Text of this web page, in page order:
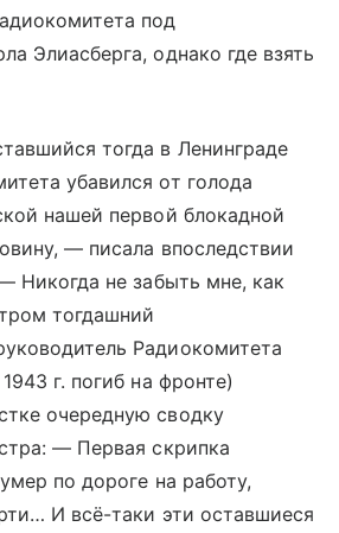
под
Элиасберга, однако где взять
тогда в Ленинграде
убавился от голода
нашей первой блокадной
— писала впоследствии
Никогда не забыть мне, как
тогдашний
Радиокомитета
г. погиб на фронте)
очередную сводку
— Первая скрипка
по дороге на работу,
И всё-таки эти оставшиеся